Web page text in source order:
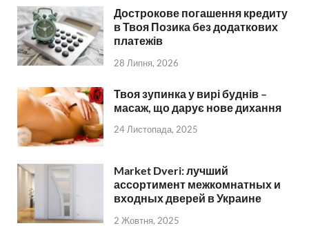
Дострокове погашення кредиту
в Твоя Позика без додаткових
платежів
28 Липня, 2026
Твоя зупинка у вирі буднів –
масаж, що дарує нове дихання
24 Листопада, 2025
Market Dveri: лучший
ассортимент межкомнатных и
входных дверей в Украине
2 Жовтня, 2025